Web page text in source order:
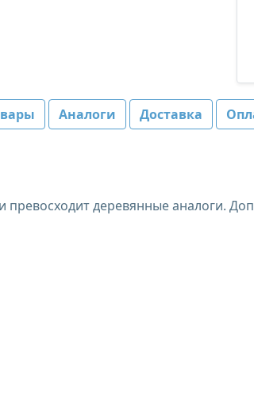
Аналоги Доставка
деревянные аналоги.